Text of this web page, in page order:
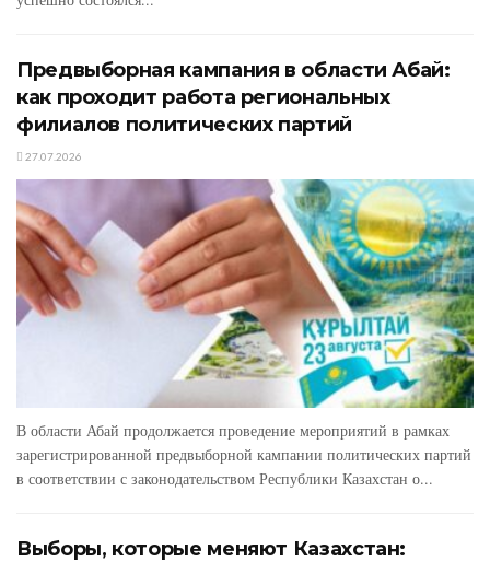
Предвыборная кампания в области Абай:
как проходит работа региональных
филиалов политических партий
27.07.2026
В области Абай продолжается проведение мероприятий в рамках
зарегистрированной предвыборной кампании политических партий
в соответствии с законодательством Республики Казахстан о...
Выборы, которые меняют Казахстан: